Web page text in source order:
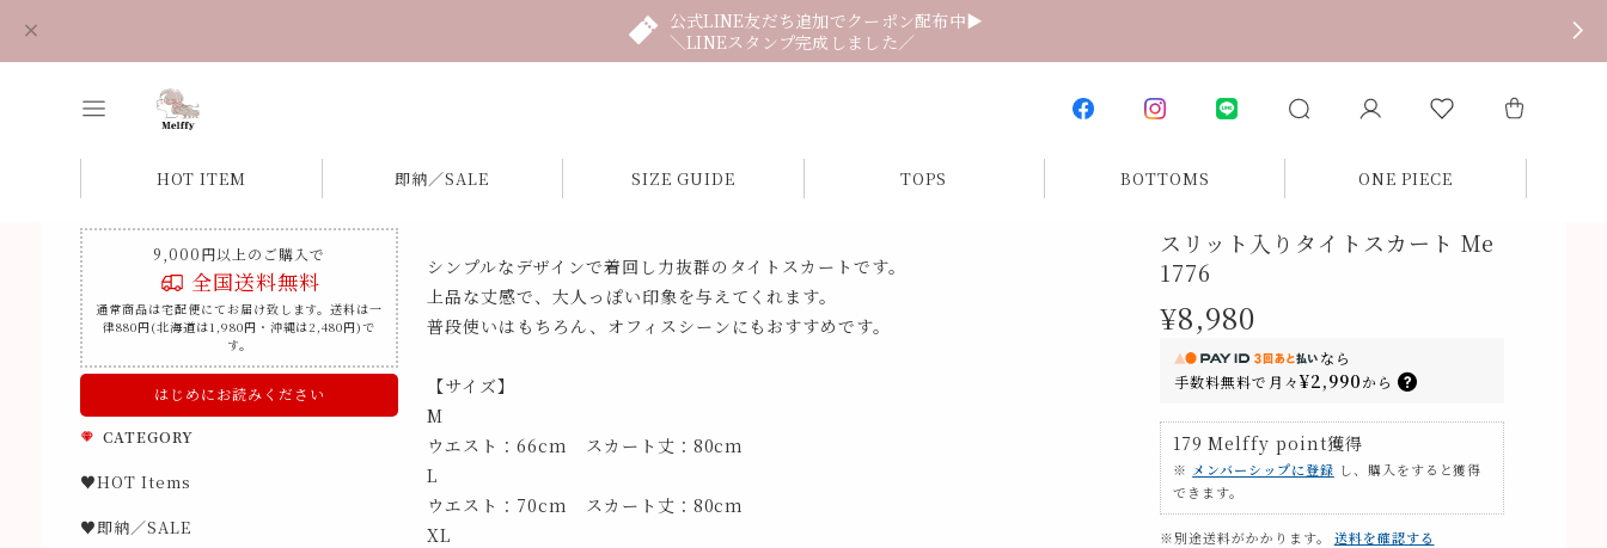
公式LINE友だち追加でクーポン配布中▶
＼LINEスタンプ完成しました／
HOT ITEM 即納／SALE SIZE GUIDE TOPS BOTTOMS ONE PIECE
9,000円以上のご購入で
全国送料無料
通常商品は宅配便にてお届け致します。送料は一
律880円(北海道は1,980円・沖縄は2,480円)で
す。
はじめにお読みください
CATEGORY
♥HOT Items
♥即納／SALE
シンプルなデザインで着回し力抜群のタイトスカートです。
上品な丈感で、大人っぽい印象を与えてくれます。
普段使いはもちろん、オフィスシーンにもおすすめです。
【サイズ】
M
ウエスト：66cm スカート丈：80cm
L
ウエスト：70cm スカート丈：80cm
XL
スリット入りタイトスカート Me
1776
¥8,980
なら
手数料無料で 月々¥2,990から
179 Melffy point獲得
※ メンバーシップに登録 し、購入をすると獲得
できます。
※別途送料がかかります。
送料を確認する